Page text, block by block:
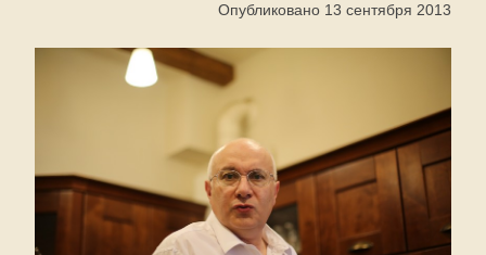
Опубликовано 13 сентября 2013